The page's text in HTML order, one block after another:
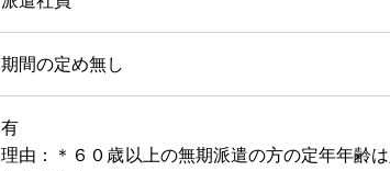
期間の定め無し
有
理由：＊６０歳以上の無期派遣の方の定年年齢